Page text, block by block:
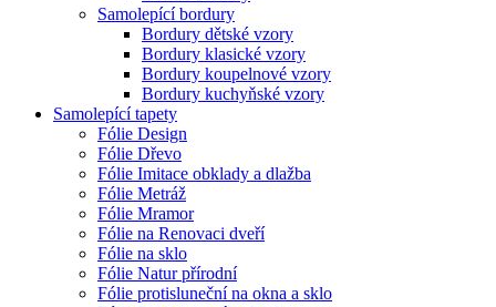
Samolepící bordury
Bordury dětské vzory
Bordury klasické vzory
Bordury koupelnové vzory
Bordury kuchyňské vzory
Samolepící tapety
Fólie Design
Fólie Dřevo
Fólie Imitace obklady a dlažba
Fólie Metráž
Fólie Mramor
Fólie na Renovaci dveří
Fólie na sklo
Fólie Natur přírodní
Fólie protisluneční na okna a sklo